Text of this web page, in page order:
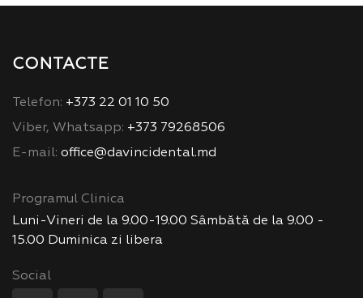
CONTACTE
Telefon: +373 22 01 10 50
Viber, Whatsapp: +373 79268506
E-mail: office@davincidental.md
Programul Clinica
Luni-Vineri de la 9.00-19.00 Sâmbătă de la 9.00 -
15.00 Duminica zi libera
Social